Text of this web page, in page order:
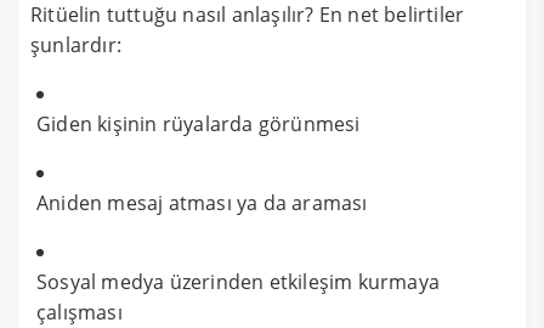
Ritüelin tuttuğu nasıl anlaşılır? En net belirtiler
şunlardır:
Giden kişinin rüyalarda görünmesi
Aniden mesaj atması ya da araması
Sosyal medya üzerinden etkileşim kurmaya
çalışması